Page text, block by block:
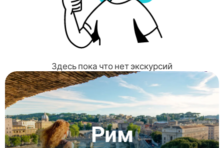
Здесь пока что нет экскурсий
Рим